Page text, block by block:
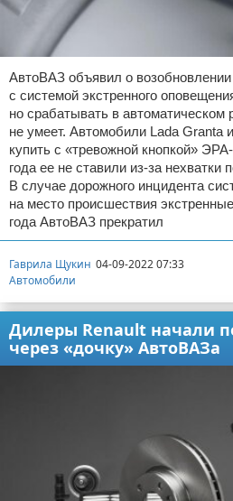
АвтоВАЗ объявил о
с системой экстренного
но срабатывать в
не умеет. Автомобили Lada Granta
купить с «тревожной кнопкой»
года ее не ставили из-за нехватки
В случае дорожного инцидента
на место происшествия
года АвтоВАЗ прекратил
Гаврила Щукин 04-09-2022 07:33
Автомобили
Дилеры Renault начали
через «дочку» АвтоВАЗа